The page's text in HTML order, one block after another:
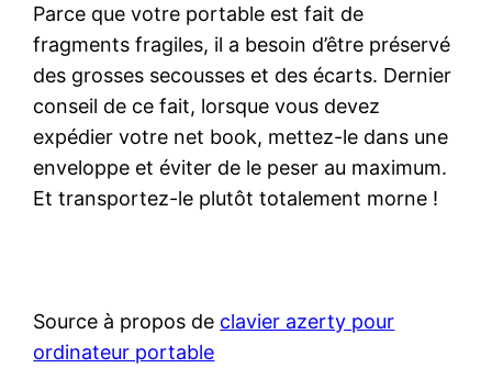
Parce que votre portable est fait de
fragments fragiles, il a besoin d’être préservé
des grosses secousses et des écarts. Dernier
conseil de ce fait, lorsque vous devez
expédier votre net book, mettez-le dans une
enveloppe et éviter de le peser au maximum.
Et transportez-le plutôt totalement morne !
Source à propos de clavier azerty pour
ordinateur portable